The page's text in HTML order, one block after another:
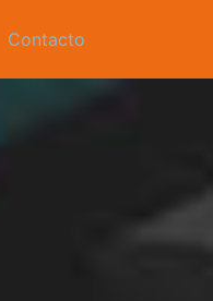
Contacto